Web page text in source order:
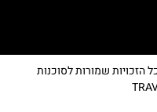
הזכויות שמורות לסוכנות